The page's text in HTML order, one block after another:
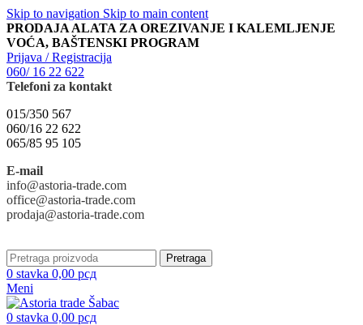
Skip to navigation Skip to main content
PRODAJA ALATA ZA OREZIVANJE I KALEMLJENJE
VOĆA, BAŠTENSKI PROGRAM
Prijava / Registracija
060/ 16 22 622
Telefoni za kontakt
015/350 567
060/16 22 622
065/85 95 105
E-mail
info@astoria-trade.com
office@astoria-trade.com
prodaja@astoria-trade.com
Pretraga
0 stavka 0,00 рсд
Meni
0 stavka 0,00 рсд